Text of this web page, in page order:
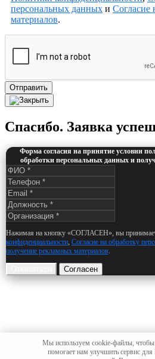
Мы используем cookie-файлы, чтобы
помогает нам улучшить сервис
персональных данных и Согласие
материалов.
Отправить
Спасибо. Заявка
Форма согласия на принятие условии
обработки персональных данных и
Нажимая на кнопку «СОГЛАСЕН», вы
конфиденциальности, Согласие на обработку
получение рекламных материалов.
Согласен